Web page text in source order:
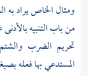
ومثال الخاص يراد به
من باب التنبيه
تحريم الضرب
المستدعي بها فعله